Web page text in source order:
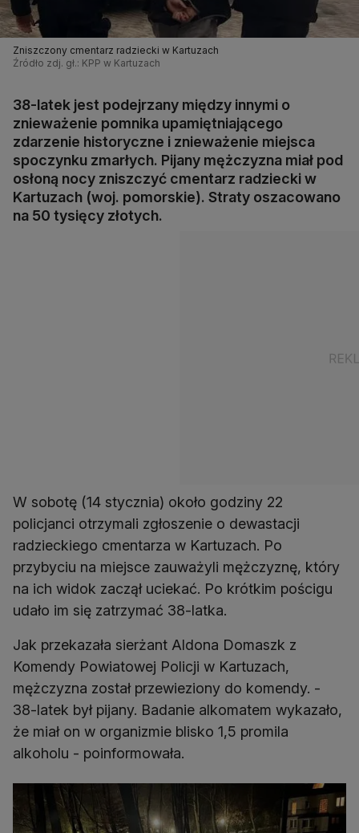
Zniszczony cmentarz radziecki w Kartuzach
Źródło zdj. gł.: KPP w Kartuzach
38-latek jest podejrzany między innymi o
znieważenie pomnika upamiętniającego
zdarzenie historyczne i znieważenie miejsca
spoczynku zmarłych. Pijany mężczyzna miał pod
osłoną nocy zniszczyć cmentarz radziecki w
Kartuzach (woj. pomorskie). Straty oszacowano
na 50 tysięcy złotych.
W sobotę (14 stycznia) około godziny 22
policjanci otrzymali zgłoszenie o dewastacji
radzieckiego cmentarza w Kartuzach. Po
przybyciu na miejsce zauważyli mężczyznę, który
na ich widok zaczął uciekać. Po krótkim pościgu
udało im się zatrzymać 38-latka.
Jak przekazała sierżant Aldona Domaszk z
Komendy Powiatowej Policji w Kartuzach,
mężczyzna został przewieziony do komendy. -
38-latek był pijany. Badanie alkomatem wykazało,
że miał on w organizmie blisko 1,5 promila
alkoholu - poinformowała.